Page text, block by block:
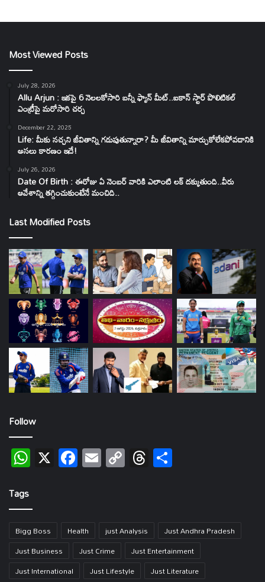
Most Viewed Posts
July 28, 2026
Allu Arjun : ఇకపై 6 నెలలకోసారి బన్నీ ఫ్యాన్ మీట్..ఐకాన్ స్టార్ పొలిటికల్
ఎంట్రీపై మరోసారి చర్చ
December 22, 2025
Life: మీకు నచ్చని జీవితాన్ని గడుపుతున్నారా? మీ జీవితాన్ని మార్చుకోలేకపోవడానికి
అసలు కారణం ఇదే!
July 26, 2026
Date Of Birth : ఈరోజు ఏ నెంబర్ వారికి ఎలాంటి లక్ దక్కుతుంది..వీరు
ఆవేశాన్ని తగ్గించుకుంటేనే మంచిది..
Last Modified Posts
Follow
WhatsApp
X Facebook
EmailCopy
Link
Threads
Tags
Bigg Boss Health just Analysis
Just Andhra Pradesh
Just Business
Just Crime
Just Entertainment
Just International
Just Lifestyle Just Literature